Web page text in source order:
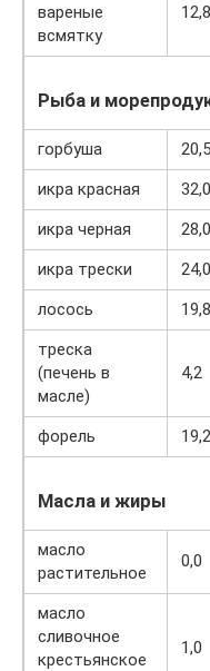
вареные
всмятку
12,8
Рыба и
горбуша 20,5
икра красная
32,0
икра черная
28,0
икра трески
24,0
лосось
19,8
треска
(печень в
масле)
4,2
форель 19,2
Масла и жиры
масло
растительное
0,0
масло
сливочное
крестьянское
1,0